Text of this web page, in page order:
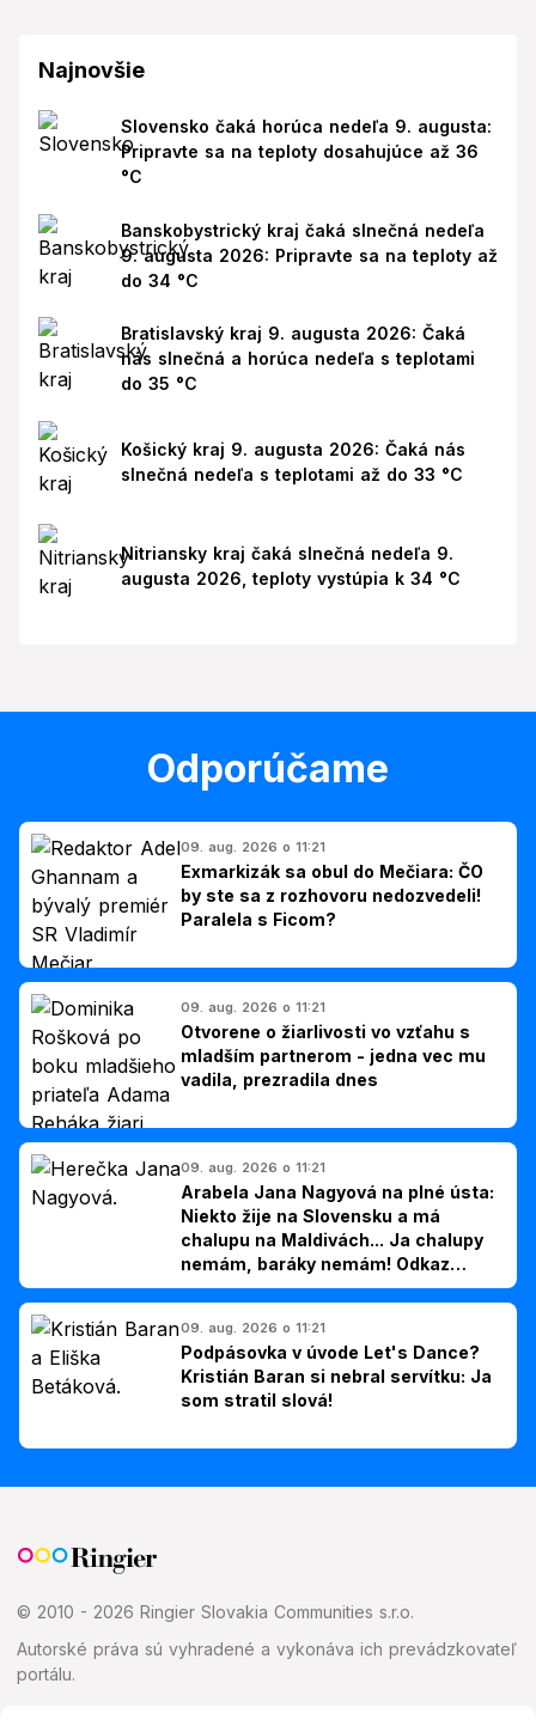
Najnovšie
Slovensko čaká horúca nedeľa 9. augusta:
Pripravte sa na teploty dosahujúce až 36
°C
Banskobystrický kraj čaká slnečná nedeľa
9. augusta 2026: Pripravte sa na teploty až
do 34 °C
Bratislavský kraj 9. augusta 2026: Čaká
nás slnečná a horúca nedeľa s teplotami
do 35 °C
Košický kraj 9. augusta 2026: Čaká nás
slnečná nedeľa s teplotami až do 33 °C
Nitriansky kraj čaká slnečná nedeľa 9.
augusta 2026, teploty vystúpia k 34 °C
Odporúčame
09. aug. 2026 o 11:21
Exmarkizák sa obul do Mečiara: ČO
by ste sa z rozhovoru nedozvedeli!
Paralela s Ficom?
09. aug. 2026 o 11:21
Otvorene o žiarlivosti vo vzťahu s
mladším partnerom - jedna vec mu
vadila, prezradila dnes
09. aug. 2026 o 11:21
Arabela Jana Nagyová na plné ústa:
Niekto žije na Slovensku a má
chalupu na Maldivách... Ja chalupy
nemám, baráky nemám! Odkaz
Slovákom
09. aug. 2026 o 11:21
Podpásovka v úvode Let's Dance?
Kristián Baran si nebral servítku: Ja
som stratil slová!
© 2010 - 2026 Ringier Slovakia Communities s.r.o.
Autorské práva sú vyhradené a vykonáva ich prevádzkovateľ
portálu.